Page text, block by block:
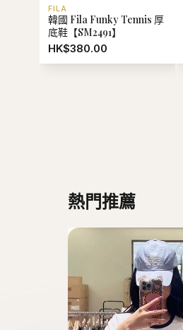
FILA
韓國 Fila Funky Tennis 厚
底鞋【SM2491】
HK$380.00
熱門推薦